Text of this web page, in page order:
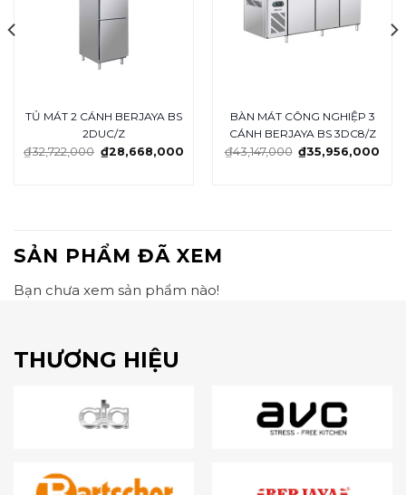
TỦ MÁT 2 CÁNH BERJAYA BS
2DUC/Z
₫32,722,000 ₫28,668,000
BÀN MÁT CÔNG NGHIỆP 3
CÁNH BERJAYA BS 3DC8/Z
₫43,147,000 ₫35,956,000
SẢN PHẨM ĐÃ XEM
Bạn chưa xem sản phẩm nào!
THƯƠNG HIỆU